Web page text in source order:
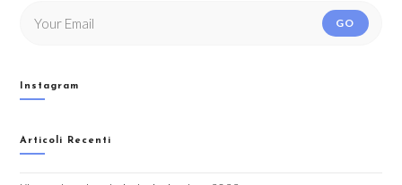
GO
Instagram
Articoli Recenti